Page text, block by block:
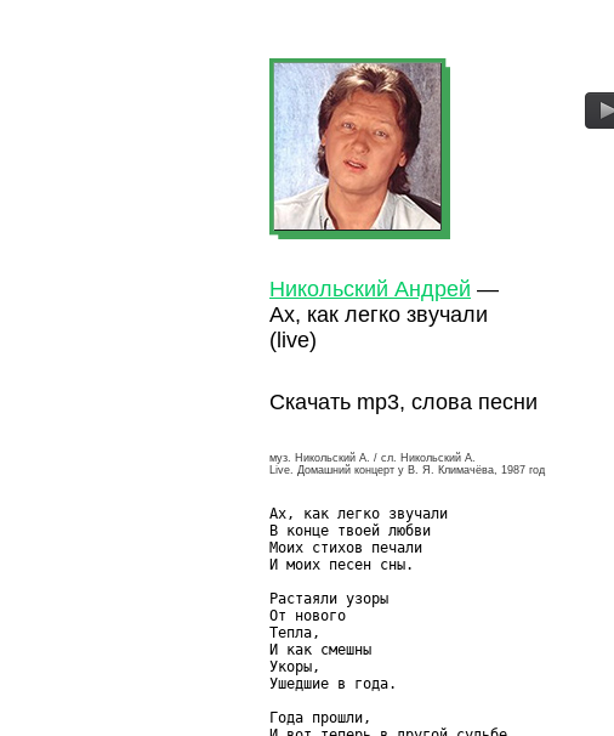
Никольский Андрей —
Ах, как легко звучали
(live)
Скачать mp3, слова песни
муз. Никольский А. / сл. Никольский А.
Live. Домашний концерт у В. Я. Климачёва, 1987 год
Ах, как легко звучали
В конце твоей любви
Моих стихов печали
И моих песен сны.
Растаяли узоры
От нового
Тепла,
И как смешны
Укоры,
Ушедшие в года.
Года прошли,